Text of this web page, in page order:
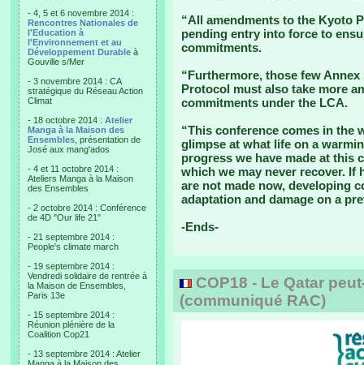
- 4, 5 et 6 novembre 2014 :
Rencontres Nationales de
l'Education à
l'Environnement et au
Développement Durable à
Gouville s/Mer
- 3 novembre 2014 : CA
stratégique du Réseau Action
Climat
- 18 octobre 2014 : Atelier
Manga à la Maison des
Ensembles , présentation de
José aux mang'ados
- 4 et 11 octobre 2014 :
Ateliers Manga à la Maison
des Ensembles
- 2 octobre 2014 : Conférence
de 4D "Our life 21"
- 21 septembre 2014 :
People's climate march
- 19 septembre 2014 :
Vendredi solidaire de rentrée à
la Maison de Ensembles,
Paris 13e
- 15 septembre 2014 :
Réunion plénière de la
Coalition Cop21
- 13 septembre 2014 : Atelier
“All amendments to the Kyoto
pending entry into force to
commitments.
“Furthermore, those few
Protocol must also take more
commitments under the LCA.
“This conference comes in the
glimpse at what life on a
progress we have made at this
which we may never recover.
are not made now, developing
adaptation and damage on a
-Ends-
COP18 - Le Qatar
(communiqué RAC)